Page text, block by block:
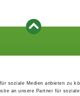
soziale Medien anbieten zu
an unsere Partner für
events VDH/FCI